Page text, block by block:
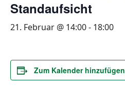
Standaufsicht
21. Februar @ 14:00- 18:00
Zum Kalender hinzufügen